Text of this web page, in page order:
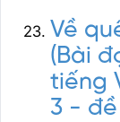
Về
(Bài
tiếng
3 - đề